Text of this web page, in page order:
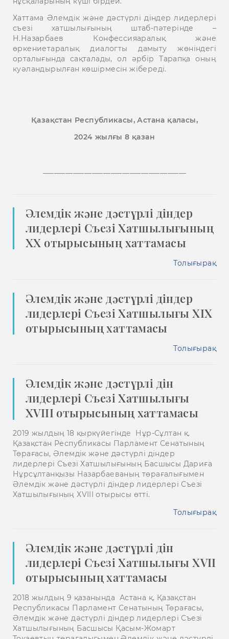
Хаттама Әлемдік және дәстүрлі діндер лидерлері
съезі хатшылығының штаб-пәтерінде –
Н.Назарбаев Конфессияаралық және
өркениетаралық диалогты дамыту жөніндегі
орталығында сақталады, ол әрбір Тарапқа оның
куәландырылған көшірмесін жібереді.
Қазақстан Республикасы, Астана қаласы,
2024 жылғы 8 қазан
Әлемдік және дәстүрлі діндер
лидерлері Cъезі Xатшылығының
XX отырысының хаттамасы
Толығырақ
Әлемдік және дәстүрлі діндер
лидерлері Cъезі Хатшылығы XIX
отырысының хаттамасы
Толығырақ
Әлемдік және дәстүрлі дін
лидерлері Съезі Хатшылығы
ХVІІІ отырысының хаттамасы
2019 жылдың 18 қыркүйегінде Нұр-Сұлтан қ.
Қазақстан Республикасы Парламент Сенатының
Төрағасы, Әлемдік және дәстүрлі діндер
лидерлері Съезі Хатшылығының Басшысы Дариға
Нұрсұлтанқызы Назарбаеваның төрағалығымен
Әлемдік және дәстүрлі діндер лидерлері Съезі
Хатшылығының ХVIІI отырысы өтті.
Толығырақ
Әлемдік және дәстүрлі дін
лидерлері Съезі Хатшылығы ХVІІ
отырысының хаттамасы
2018 жылдың 9 қазанында Астана қ. Қазақстан
Республикасы Парламент Сенатының Төрағасы,
Әлемдік және дәстүрлі діндер лидерлері Съезі
Хатшылығының Басшысы Қасым-Жомарт